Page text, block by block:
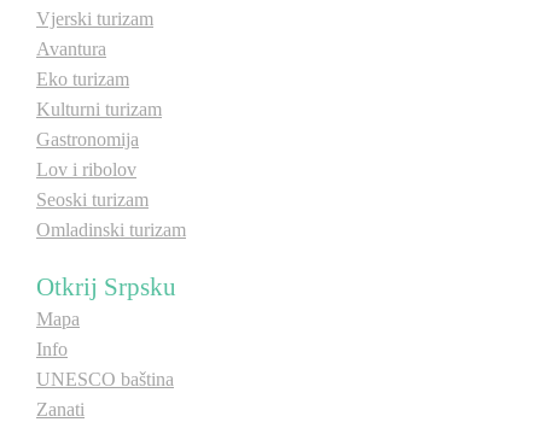
Vjerski turizam
Avantura
Eko turizam
Kulturni turizam
Gastronomija
Lov i ribolov
Seoski turizam
Omladinski turizam
Otkrij Srpsku
Mapa
Info
UNESCO baština
Zanati